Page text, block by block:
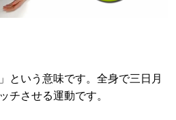
という意味です。全身で三日月
チさせる運動です。